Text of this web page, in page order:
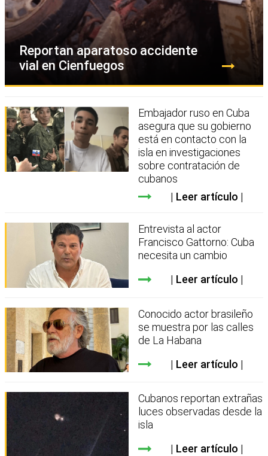
Reportan aparatoso accidente
vial en Cienfuegos
Embajador ruso en Cuba
asegura que su gobierno
está en contacto con la
isla en investigaciones
sobre contratación de
cubanos
Leer artículo
Entrevista al actor
Francisco Gattorno: Cuba
necesita un cambio
Leer artículo
Conocido actor brasileño
se muestra por las calles
de La Habana
Leer artículo
Cubanos reportan extrañas
luces observadas desde la
isla
Leer artículo